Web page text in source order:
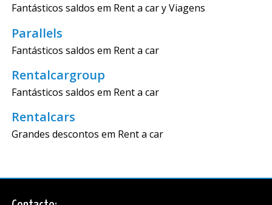
Fantásticos saldos em Rent a car y Viagens
Parallels
Fantásticos saldos em Rent a car
Rentalcargroup
Fantásticos saldos em Rent a car
Rentalcars
Grandes descontos em Rent a car